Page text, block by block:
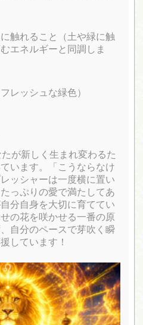
触れること（土や緑に触
エネルギーと同調しま
レッシュな緑色）
が新しく生まれ変わるた
います。「こうならなけ
ッシャーは一度横に置い
っぷりの愛で満たしてあ
分自身を大切に育ててい
の花を咲かせる一番の原
自分のペースで芽吹く瞬
しています！